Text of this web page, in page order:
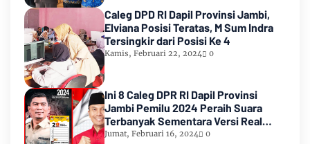
Caleg DPD RI Dapil Provinsi Jambi,
Elviana Posisi Teratas, M Sum Indra
Tersingkir dari Posisi Ke 4
Kamis, Februari 22, 2024 0
Ini 8 Caleg DPR RI Dapil Provinsi
Jambi Pemilu 2024 Peraih Suara
Terbanyak Sementara Versi Real
Count KPU RI
Jumat, Februari 16, 2024 0